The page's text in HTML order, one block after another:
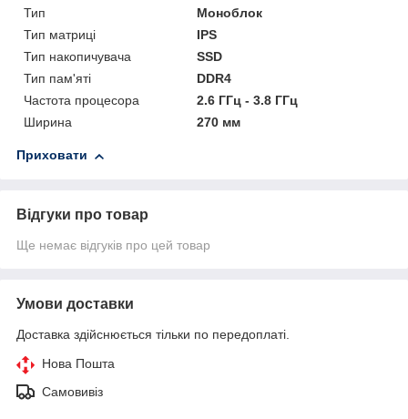
Тип
Моноблок
Тип матриці
IPS
Тип накопичувача
SSD
Тип пам'яті
DDR4
Частота процесора
2.6 ГГц - 3.8 ГГц
Ширина
270 мм
Приховати
Відгуки про товар
Ще немає відгуків про цей товар
Умови доставки
Доставка здійснюється тільки по передоплаті.
Нова Пошта
Самовивіз